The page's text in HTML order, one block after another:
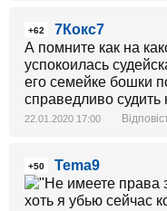
+62
7Кокс7
А помните как на
успокоилась
его семейке бошки
справедливо
22.01.2020 17:00
+50 Tema9